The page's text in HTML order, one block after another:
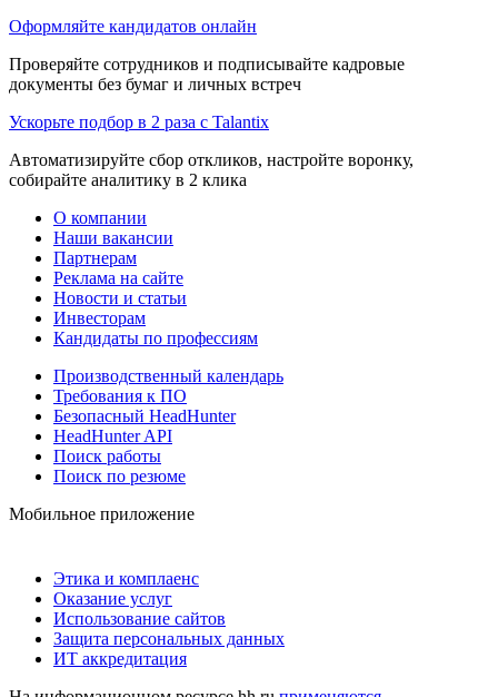
Оформляйте кандидатов онлайн
Проверяйте сотрудников и подписывайте кадровые
документы без бумаг и личных встреч
Ускорьте подбор в 2 раза с Talantix
Автоматизируйте сбор откликов, настройте воронку,
собирайте аналитику в 2 клика
О компании
Наши вакансии
Партнерам
Реклама на сайте
Новости и статьи
Инвесторам
Кандидаты по профессиям
Производственный календарь
Требования к ПО
Безопасный HeadHunter
HeadHunter API
Поиск работы
Поиск по резюме
Мобильное приложение
Этика и комплаенс
Оказание услуг
Использование сайтов
Защита персональных данных
ИТ аккредитация